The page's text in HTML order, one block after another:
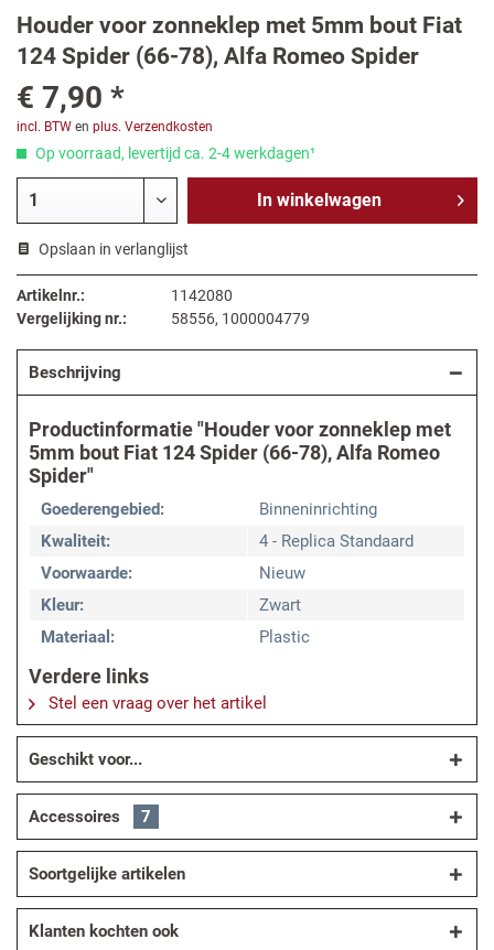
Houder voor zonneklep met 5mm bout Fiat
124 Spider (66-78), Alfa Romeo Spider
€ 7,90 *
incl. BTW en plus. Verzendkosten
Op voorraad, levertijd ca. 2-4 werkdagen¹
In winkelwagen
Opslaan in verlanglijst
Artikelnr.:
1142080
Vergelijking nr.:
58556, 1000004779
Beschrijving
Productinformatie "Houder voor zonneklep met
5mm bout Fiat 124 Spider (66-78), Alfa Romeo
Spider"
Goederengebied:
Binneninrichting
Kwaliteit:
4 - Replica Standaard
Voorwaarde:
Nieuw
Kleur:
Zwart
Materiaal:
Plastic
Verdere links
Stel een vraag over het artikel
Geschikt voor...
Accessoires 7
Soortgelijke artikelen
Klanten kochten ook